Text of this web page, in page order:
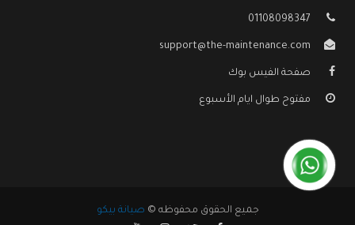
01108098347
support@the-maintenance.com
صفحة الفيس بوك
مفتوح طوال ايام الأسبوع
جميع الحقوق محفوظه © صيانة بيكو